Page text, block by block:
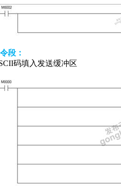
段：
码填入发送缓冲区